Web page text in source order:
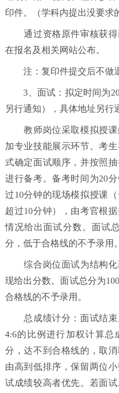
印件。（学科内提出没要求
通过资格原件审核获得
在报名及相关网站公布。
注：复印件提交后不做退
3、面试：拟定时间为
另行通知），具体地址另行
教师岗位采取模拟授课
加专业技能展示环节。考
式确定面试顺序，并按照
进行备考。备考时间为20
过10分钟的现场模拟授课
超过10分钟），由考官根
情况给出面试分数。面试
分，低于合格线的不予录用。
综合岗位面试为结构化
现给出分数。面试总分为
合格线的不予录用。
总成绩计分：面试结束
4:6的比例进行加权计算总
分，达不到合格线的，取
由高到低排序，保留两位
试成绩较高者优先。若面